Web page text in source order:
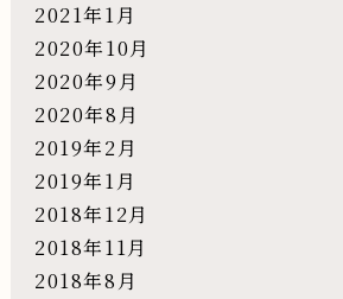
2021年1月
2020年10月
2020年9月
2020年8月
2019年2月
2019年1月
2018年12月
2018年11月
2018年8月